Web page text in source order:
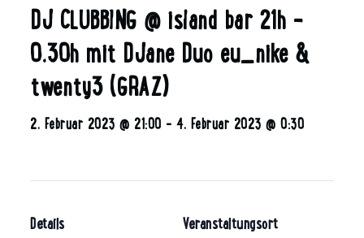
DJ CLUBBING @ island bar 21h –
0.30h mit DJane Duo eu_nike &
twenty3 (GRAZ)
2. Februar 2023 @ 21:00 -4. Februar 2023 @ 0:30
Details Veranstaltungsort